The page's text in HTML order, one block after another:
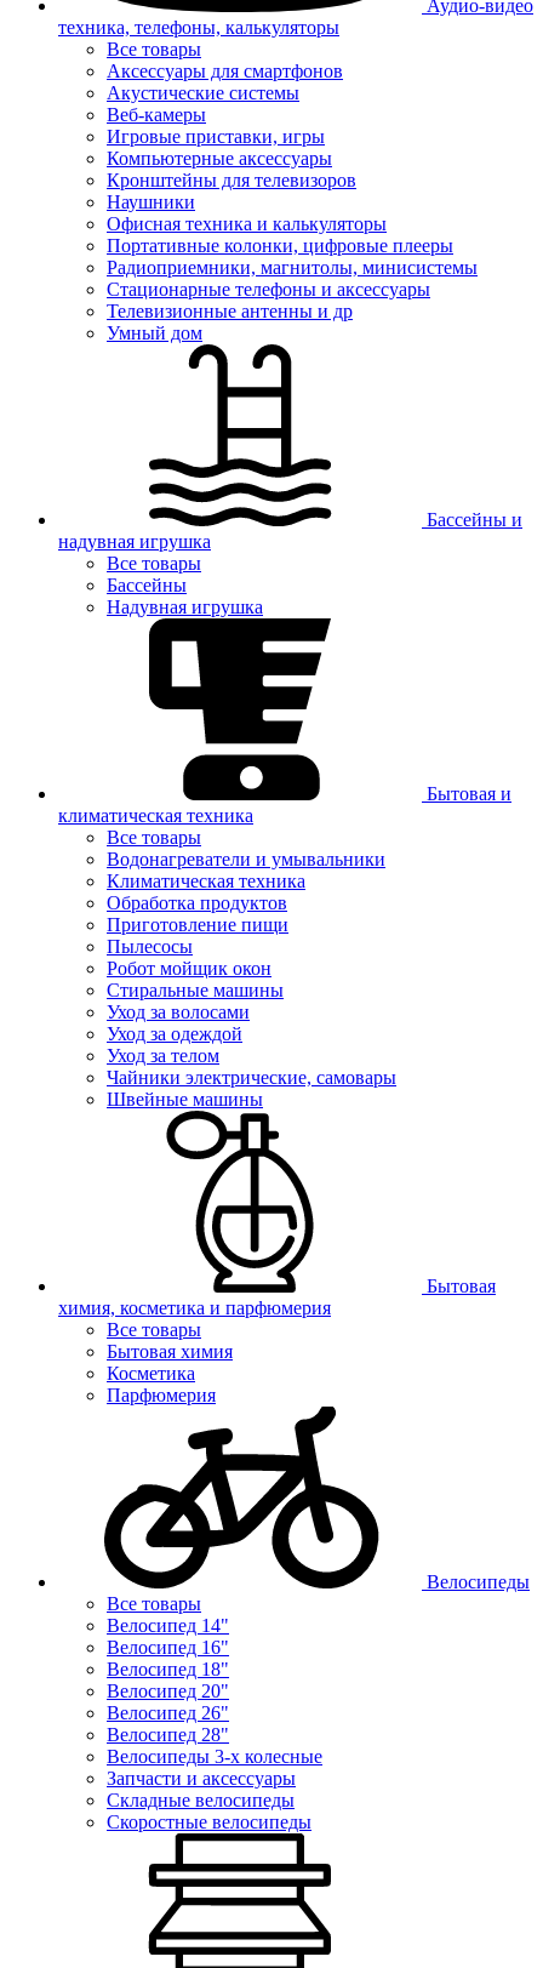
Аудио-видео
техника, телефоны, калькуляторы
Все товары
Аксессуары для смартфонов
Акустические системы
Веб-камеры
Игровые приставки, игры
Компьютерные аксессуары
Кронштейны для телевизоров
Наушники
Офисная техника и калькуляторы
Портативные колонки, цифровые плееры
Радиоприемники, магнитолы, минисистемы
Стационарные телефоны и аксессуары
Телевизионные антенны и др
Умный дом
Бассейны и
надувная игрушка
Все товары
Бассейны
Надувная игрушка
Бытовая и
климатическая техника
Все товары
Водонагреватели и умывальники
Климатическая техника
Обработка продуктов
Приготовление пищи
Пылесосы
Робот мойщик окон
Стиральные машины
Уход за волосами
Уход за одеждой
Уход за телом
Чайники электрические, самовары
Швейные машины
Бытовая
химия, косметика и парфюмерия
Все товары
Бытовая химия
Косметика
Парфюмерия
Велосипеды
Все товары
Велосипед 14"
Велосипед 16"
Велосипед 18"
Велосипед 20"
Велосипед 26"
Велосипед 28"
Велосипеды 3-х колесные
Запчасти и аксессуары
Складные велосипеды
Скоростные велосипеды